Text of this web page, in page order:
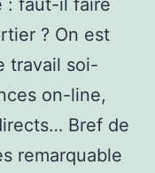
? On est
travail soi-
on-line,
Bref de
remarquable